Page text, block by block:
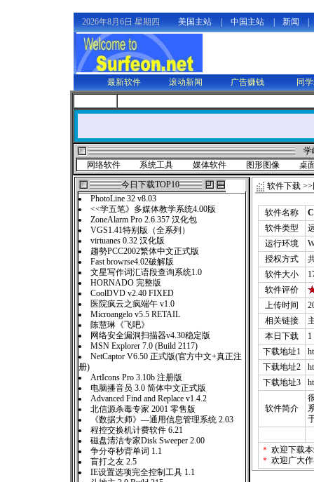
2026年8月6日 星期四 美国主站 中国主站 新闻
最新软件 滚动新闻 广告赚钱 同
学
网络软件
系统工具 媒体软件 图形图像
桌
今日下载TOP10
PhotoLine 32 v8.03
<<学五笔》多媒体教学系统4.00版
ZoneAlarm Pro 2.6.357 汉化包
VGS1.41特别版（全系列）
virtuanes 0.32 汉化版
趨勢PCC2002繁体中文正式版
Fast browrse4.02破解版
文星写作词汇语段查询系统1.0
HORNADO 完整版
CoolDVD v2.40 FIXED
医院疯云之疯端午 v1.0
Microangelo v5.5 RETAIL
陈慧琳《飞吧》
网络安全漏洞扫描器v4.30稳定版
MSN Explorer 7.0 (Build 2117)
NetCaptor V6.50 正式版(官方中文+真正注
册)
ArtIcons Pro 3.10b 注册版
电脑播音员 3.0 简体中文正式版
Advanced Find and Replace v1.4.2
北信源杀毒专家 2001 零售版
《数据大师》—通用信息管理系统 2.03
程控交换机计费软件 6.21
磁盘清洁专家Disk Sweeper 2.00
争分夺秒背单词 1.1
盲打之友 2.5
IE设置选项完全控制工具 1.1
软件下载 >>
软件名称
软件类型
运行环境
授权方式
软件大小
软件评价
上传时间
相关链接
本日下载
下载地址1
下载地址2
下载地址3
软件简介
＊ 欢迎下载
＊ 欢迎广大